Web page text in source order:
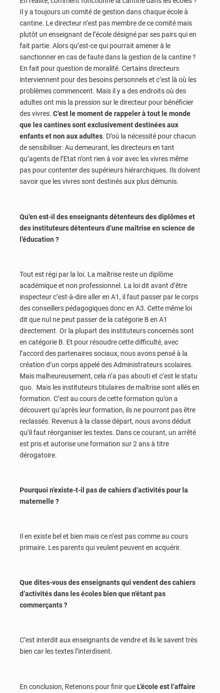
Il y a toujours un comité de gestion dans chaque école à
cantine. Le directeur n’est pas membre de ce comité mais
plutôt un enseignant de l’école désigné par ses pairs qui en
fait partie. Alors qu’est-ce qui pourrait amener à le
sanctionner en cas de faute dans la gestion de la cantine ?
En fait pour question de moralité. Certains directeurs
interviennent pour des besoins personnels et c’est là où les
problèmes commencent. Mais il y a des endroits où des
adultes ont mis la pression sur le directeur pour bénéficier
des vivres. C’est le moment de rappeler à tout le monde
que les cantines sont exclusivement destinées aux
enfants et non aux adultes. D’où la nécessité pour chacun
de sensibiliser. Au demeurant, les directeurs en tant
qu’agents de l’Etat n’ont rien à voir avec les vivres même
pas pour contenter des supérieurs hiérarchiques. Ils doivent
savoir que les vivres sont destinés aux plus démunis.
Qu’en est-il des enseignants détenteurs des diplômes et
des instituteurs détenteurs d’une maîtrise en science de
l’éducation ?
Tout est régi par la loi. La maîtrise reste un diplôme
académique et non professionnel. La loi dit avant d’être
inspecteur c’est-à-dire aller en A1, il faut passer par le corps
des conseillers pédagogiques donc en A3. Cette même loi
dit que nul ne peut passer de la catégorie B en A1
directement. Or la plupart des instituteurs concernés sont
en catégorie B. Et pour résoudre cette difficulté, avec
l’accord des partenaires sociaux, nous avons pensé à la
création d’un corps appelé des Administrateurs scolaires.
Mais malheureusement, cela n’a pas abouti et c’est le statu
quo. Mais les instituteurs titulaires de maîtrise sont allés en
formation. C’est au cours de cette formation qu’on a
découvert qu’après leur formation, ils ne pourront pas être
reclassés. Revenus à la classe départ, nous avons déduit
qu’il faut réorganiser les textes. Dans ce courant, un arrêté
est pris et autorise une formation sur 2 ans à titre
dérogatoire.
Pourquoi n’existe-t-il pas de cahiers d’activités pour la
maternelle ?
Il en existe bel et bien mais ce n’est pas comme au cours
primaire. Les parents qui veulent peuvent en acquérir.
Que dites-vous des enseignants qui vendent des cahiers
d’activités dans les écoles bien que n’étant pas
commerçants ?
C’est interdit aux enseignants de vendre et ils le savent très
bien car les textes l’interdisent.
En conclusion, Retenons pour finir que L’école est l’affaire